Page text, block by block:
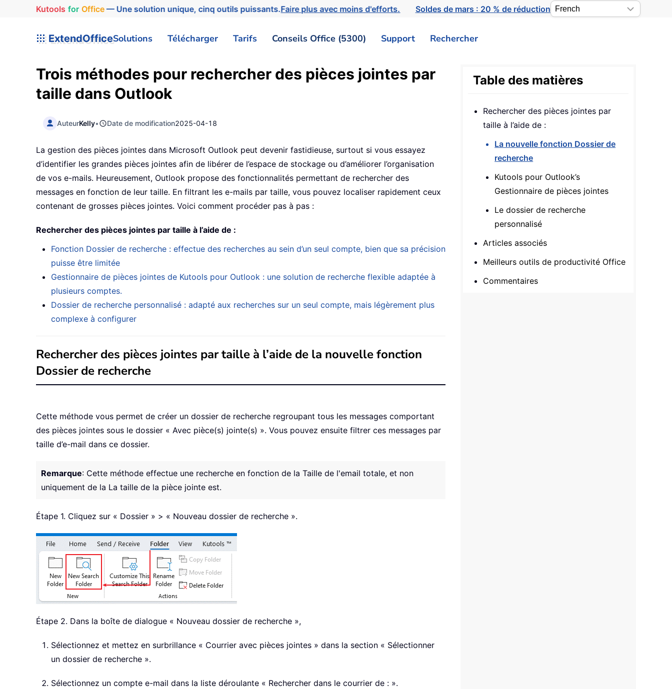
Kutools for Office— Une solution unique, cinq outils puissants.Faire plus avec moins d'efforts. Soldes de mars : 20 % de réduction
ExtendOfficeSolutions Télécharger Tarifs Conseils Office (5300) Support Rechercher
Trois méthodes pour rechercher des pièces jointes par
taille dans Outlook
AuteurKelly• Date de modification2025-04-18
La gestion des pièces jointes dans Microsoft Outlook peut devenir fastidieuse, surtout si vous essayez
d’identifier les grandes pièces jointes afin de libérer de l’espace de stockage ou d’améliorer l’organisation
de vos e-mails. Heureusement, Outlook propose des fonctionnalités permettant de rechercher des
messages en fonction de leur taille. En filtrant les e-mails par taille, vous pouvez localiser rapidement ceux
contenant de grosses pièces jointes. Voici comment procéder pas à pas :
Rechercher des pièces jointes par taille à l’aide de :
Fonction Dossier de recherche : effectue des recherches au sein d’un seul compte, bien que sa précision
puisse être limitée
Gestionnaire de pièces jointes de Kutools pour Outlook : une solution de recherche flexible adaptée à
plusieurs comptes.
Dossier de recherche personnalisé : adapté aux recherches sur un seul compte, mais légèrement plus
complexe à configurer
Rechercher des pièces jointes par taille à l’aide de la nouvelle fonction
Dossier de recherche
Cette méthode vous permet de créer un dossier de recherche regroupant tous les messages comportant
des pièces jointes sous le dossier « Avec pièce(s) jointe(s) ». Vous pouvez ensuite filtrer ces messages par
taille d’e-mail dans ce dossier.
Remarque: Cette méthode effectue une recherche en fonction de la Taille de l'email totale, et non
uniquement de la La taille de la pièce jointe est.
Étape 1. Cliquez sur « Dossier » > « Nouveau dossier de recherche ».
Étape 2. Dans la boîte de dialogue « Nouveau dossier de recherche »,
Sélectionnez et mettez en surbrillance « Courrier avec pièces jointes » dans la section « Sélectionner
un dossier de recherche ».
Sélectionnez un compte e-mail dans la liste déroulante « Rechercher dans le courrier de : ».
Table des matières
Rechercher des pièces jointes par
taille à l’aide de :
La nouvelle fonction Dossier de
recherche
Kutools pour Outlook’s
Gestionnaire de pièces jointes
Le dossier de recherche
personnalisé
Articles associés
Meilleurs outils de productivité Office
Commentaires